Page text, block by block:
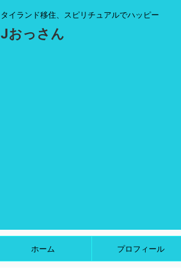
タイランド移住、スピリチュアルでハッピー
Jおっさん
ホーム プロフィール